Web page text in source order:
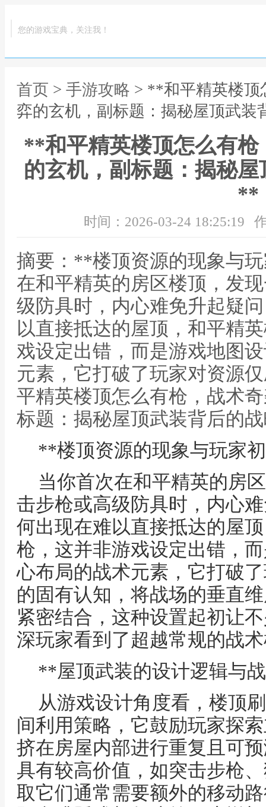
您的游戏宝典，关注我！
首页 > 手游攻略 > **和平精英楼顶
弈的玄机，副标题：揭秘屋顶武装
**和平精英楼顶怎么有
的玄机，副标题：揭秘
**
时间：2026-03-24 18:25:19
摘要：**楼顶资源的现象与
在和平精英的房区楼顶，发
级防具时，内心难免升起疑
以直接抵达的屋顶，和平精
戏设定出错，而是游戏地图
元素，它打破了玩家对资源
平精英楼顶怎么有枪，战术
标题：揭秘屋顶武装背后的
**楼顶资源的现象与玩家
当你首次在和平精英的房
击步枪或高级防具时，内心
何出现在难以直接抵达的屋
枪，这并非游戏设定出错，
心布局的战术元素，它打破
的固有认知，将战场的垂直
紧密结合，这种设置起初让
深玩家看到了超越常规的战
**屋顶武装的设计逻辑与
从游戏设计角度看，楼顶
间利用策略，它鼓励玩家探
挤在房屋内部进行重复且可
具有较高价值，如突击步枪
取它们通常需要额外的移动